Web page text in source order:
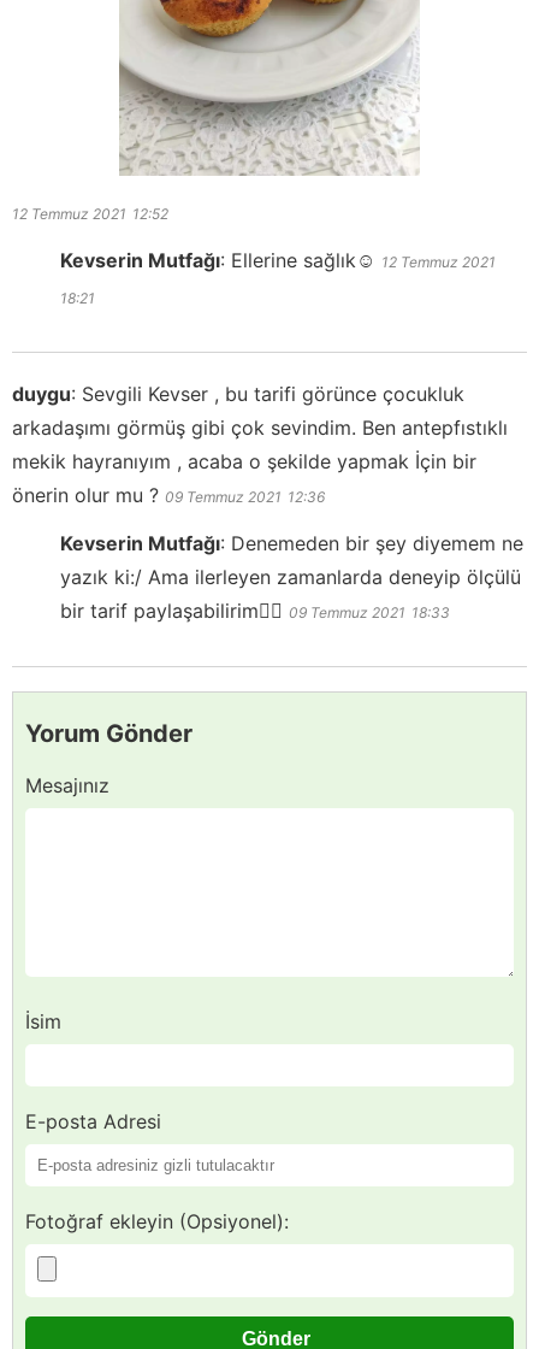
12 Temmuz 2021 12:52
Kevserin Mutfağı: Ellerine sağlık☺️ 12 Temmuz 2021
18:21
duygu: Sevgili Kevser , bu tarifi görünce çocukluk
arkadaşımı görmüş gibi çok sevindim. Ben antepfıstıklı
mekik hayranıyım , acaba o şekilde yapmak İçin bir
önerin olur mu ? 09 Temmuz 2021 12:36
Kevserin Mutfağı: Denemeden bir şey diyemem ne
yazık ki:/ Ama ilerleyen zamanlarda deneyip ölçülü
bir tarif paylaşabilirim👍🏻 09 Temmuz 2021 18:33
Yorum Gönder
Mesajınız
İsim
E-posta Adresi
Fotoğraf ekleyin (Opsiyonel):